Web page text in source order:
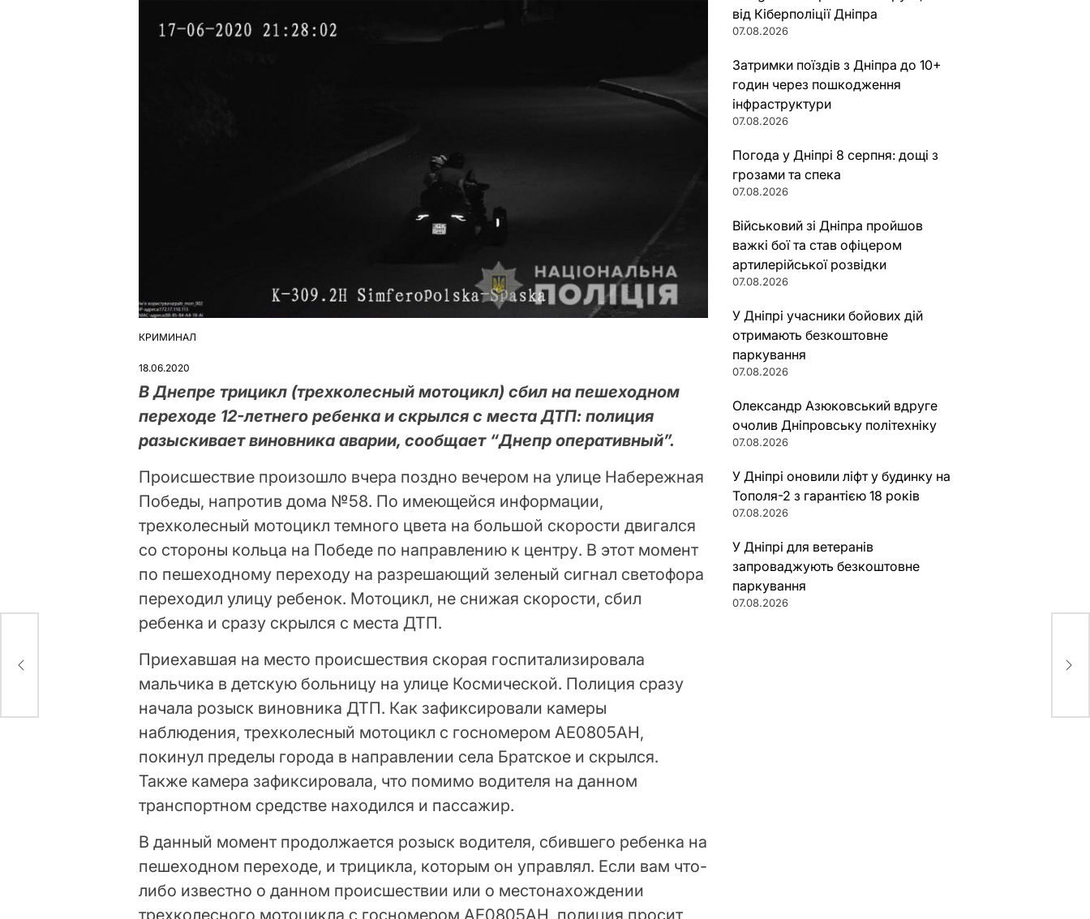
ОПУБЛІКУВАТИ
КРИМИНАЛ
18.06.2020
В Днепре трицикл (трехколесный мотоцикл) сбил на пешеходном
переходе 12-летнего ребенка и скрылся с места ДТП: полиция
разыскивает виновника аварии, сообщает “Днепр оперативный”.
Происшествие произошло вчера поздно вечером на улице Набережная
Победы, напротив дома №58. По имеющейся информации,
трехколесный мотоцикл темного цвета на большой скорости двигался
со стороны кольца на Победе по направлению к центру. В этот момент
по пешеходному переходу на разрешающий зеленый сигнал светофора
переходил улицу ребенок. Мотоцикл, не снижая скорости, сбил
ребенка и сразу скрылся с места ДТП.
Приехавшая на место происшествия скорая госпитализировала
мальчика в детскую больницу на улице Космической. Полиция сразу
начала розыск виновника ДТП. Как зафиксировали камеры
наблюдения, трехколесный мотоцикл с госномером АЕ0805АН,
покинул пределы города в направлении села Братское и скрылся.
Также камера зафиксировала, что помимо водителя на данном
транспортном средстве находился и пассажир.
В данный момент продолжается розыск водителя, сбившего ребенка на
пешеходном переходе, и трицикла, которым он управлял. Если вам что-
либо известно о данном происшествии или о местонахождении
від Кіберполіції Дніпра
07.08.2026
Затримки поїздів з Дніпра до 10+
годин через пошкодження
інфраструктури
07.08.2026
Погода у Дніпрі 8 серпня: дощі з
грозами та спека
07.08.2026
Військовий зі Дніпра пройшов
важкі бої та став офіцером
артилерійської розвідки
07.08.2026
У Дніпрі учасники бойових дій
отримають безкоштовне
паркування
07.08.2026
Олександр Азюковський вдруге
очолив Дніпровську політехніку
07.08.2026
У Дніпрі оновили ліфт у будинку на
Тополя-2 з гарантією 18 років
07.08.2026
У Дніпрі для ветеранів
запроваджують безкоштовне
паркування
07.08.2026